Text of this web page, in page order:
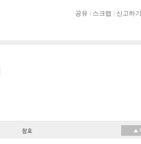
공유 스크랩 신고하기
칭호